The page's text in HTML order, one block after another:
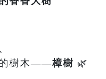
的樹木——樟樹 🌿